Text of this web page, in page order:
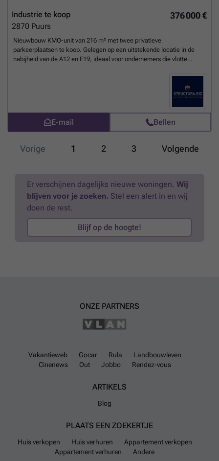
376 000 €
Industrie te koop
2870 Puurs
Nieuwbouw KMO-unit van 216 m² met twee privatieve
parkeerplaatsen te koop. Gelegen op een uitstekende locatie in de
nabijheid van de A12 en E19, ideaal voor ondernemers die vlotte
casco magazijnruimte is opgetrokken in een staalconstructie met
geïsoleerde beton- en sandwichpanelen. De unit beschikt standaard
over een vrije hoogte van 6 meter, een automatische sectionaalpoort
met aparte toegangsdeur en raam, een lichtstraat met geïntegreerde
RWA-koepel en een polybetonvloer met een draagvermogen van
minimaal 1T/m². Deze unit maakt deel uit van een modern KMO-
project bestaande uit 42 multifunctionele units van 210 m² tot 432 m²,
creëren. Sommige units zijn uitgerust met een kantoorverdieping of
2027.Meer weten?
E-mail Bellen
Vorige 1 2 3 Volgende
Er verschijnen dagelijks nieuwe woningen. Wij
blijven voor je zoeken. Stel een alert in en wij
doen de rest.
Blijf op de hoogte!
ONZE PARTNERS
Vakantieweb Gocar Rula
Landbouwleven
Cinenews
Out Jobbo Rendez-vous
ARTIKELS
Blog
PLAATS EEN ZOEKERTJE
Huis verkopen Huis verhuren
Appartement verkopen
Appartement verhuren
Andere